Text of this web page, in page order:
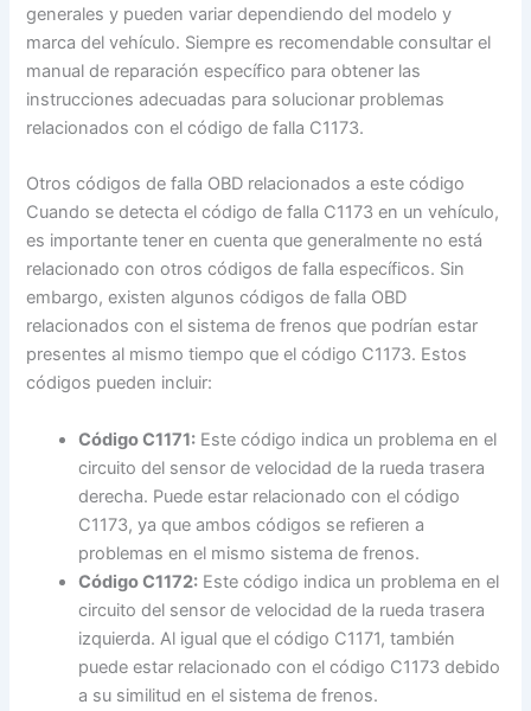
generales y pueden variar dependiendo del modelo y
marca del vehículo. Siempre es recomendable consultar el
manual de reparación específico para obtener las
instrucciones adecuadas para solucionar problemas
relacionados con el código de falla C1173.
Otros códigos de falla OBD relacionados a este código
Cuando se detecta el código de falla C1173 en un vehículo,
es importante tener en cuenta que generalmente no está
relacionado con otros códigos de falla específicos. Sin
embargo, existen algunos códigos de falla OBD
relacionados con el sistema de frenos que podrían estar
presentes al mismo tiempo que el código C1173. Estos
códigos pueden incluir:
Código C1171: Este código indica un problema en el
circuito del sensor de velocidad de la rueda trasera
derecha. Puede estar relacionado con el código
C1173, ya que ambos códigos se refieren a
problemas en el mismo sistema de frenos.
Código C1172: Este código indica un problema en el
circuito del sensor de velocidad de la rueda trasera
izquierda. Al igual que el código C1171, también
puede estar relacionado con el código C1173 debido
a su similitud en el sistema de frenos.